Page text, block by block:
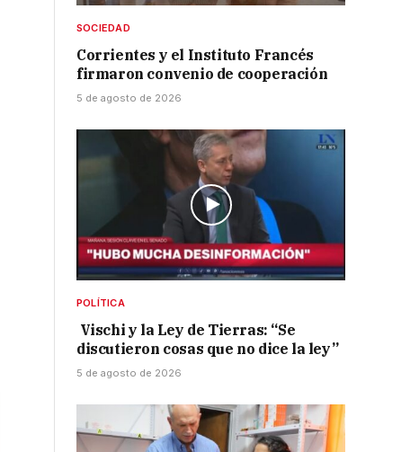
SOCIEDAD
Corrientes y el Instituto Francés
firmaron convenio de cooperación
5 de agosto de 2026
POLÍTICA
Vischi y la Ley de Tierras: “Se
discutieron cosas que no dice la ley”
5 de agosto de 2026